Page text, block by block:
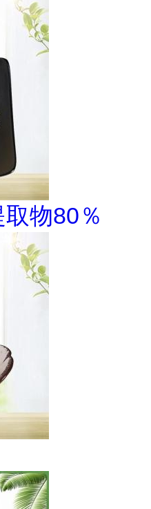
物80％